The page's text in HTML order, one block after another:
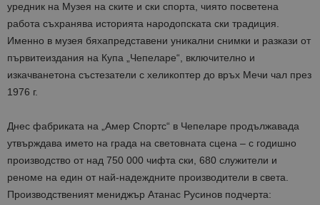
уредник на Музея на ските и ски спорта, чиято посветена
работа съхранява историята народопската ски традиция.
Именно в музея бяхапредставени уникални снимки и разкази от
първитеиздания на Купа „Чепеларе“, включително и
изкачванетона състезатели с хеликоптер до връх Мечи чал през
1976 г.
Днес фабриката на „Амер Спортс“ в Чепеларе продължавада
утвърждава името на града на световната сцена – с годишно
производство от над 750 000 чифта ски, 680 служители и
реноме на един от най-надеждните производители в света.
Производственият мениджър Атанас Русинов подчерта: